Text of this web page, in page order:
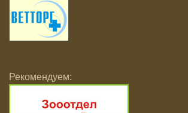
Рекомендуем: